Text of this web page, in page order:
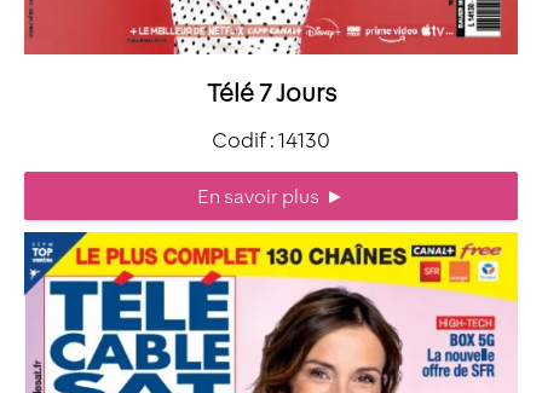
Télé 7 Jours
Codif : 14130
En savoir plus ►